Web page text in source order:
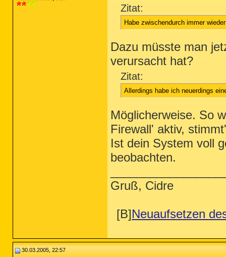
Zitat:
Habe zwischendurch immer
Dazu müsste man
verursacht hat?
Zitat:
Allerdings habe ich neuerdings
Möglicherweise. So
Firewall' aktiv,
Ist dein System voll
beobachten.
Gruß, Cidre
[B]Neuaufsetzen
30.03.2005, 22:57